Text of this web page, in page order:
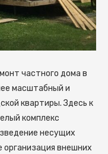
частного дома в
масштабный и
квартиры.Здесь к
комплекс
несущих
организация внешних